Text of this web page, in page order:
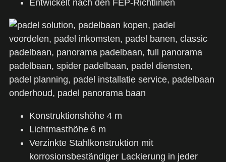
Entwickelt nach den FEP-Richtlinien
Konstruktionshöhe 4 m
Lichtmasthöhe 6 m
Verzinkte Stahlkonstruktion mit
korrosionsbeständiger Lackierung in jeder